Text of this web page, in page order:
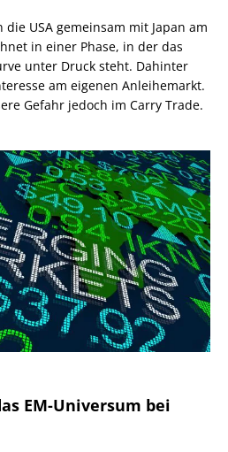
USA gemeinsam mit Japan am
in einer Phase, in der das
unter Druck steht. Dahinter
am eigenen Anleihemarkt.
Gefahr jedoch im Carry Trade.
EM-Universum bei